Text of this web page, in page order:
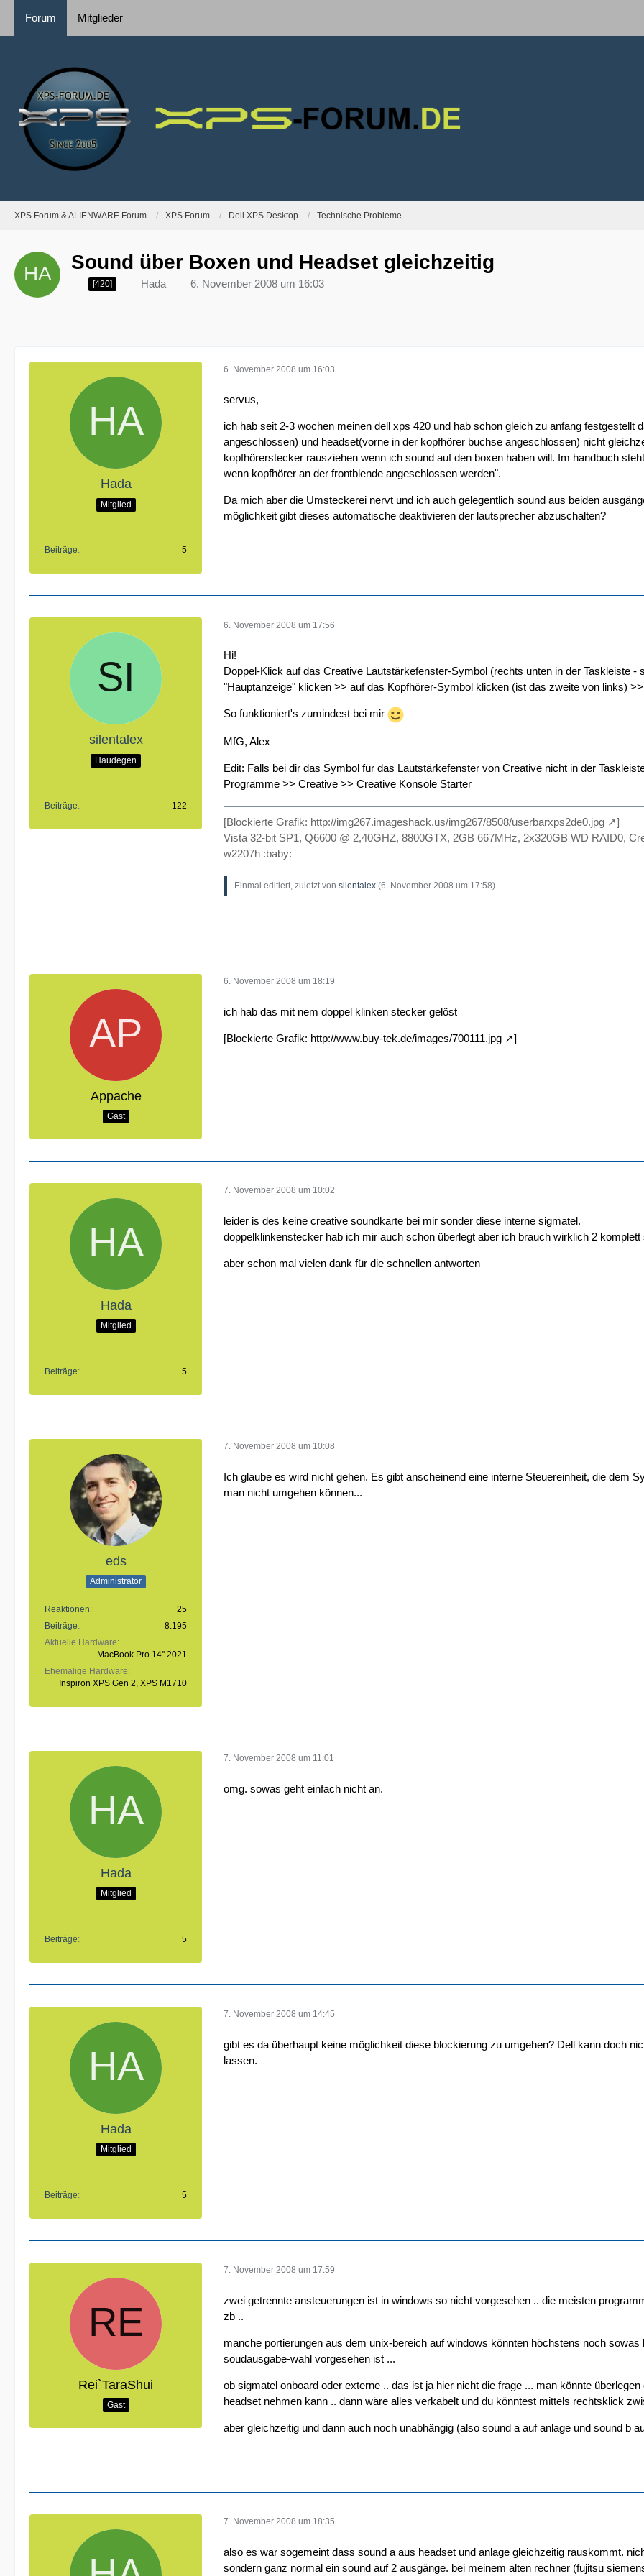
Forum Mitglieder
XPS Forum & ALIENWARE Forum XPS Forum Dell XPS Desktop Technische Probleme
Sound über Boxen und Headset gleichzeitig
[420] Hada 6. November 2008 um 16:03
Hada
Mitglied
Beiträge 5
6. November 2008 um 16:03
servus,
ich hab seit 2-3 wochen meinen dell xps 420 und hab schon gleich zu anfang festgestellt
angeschlossen) und headset(vorne in der kopfhörer buchse angeschlossen) nicht
kopfhörerstecker rausziehen wenn ich sound auf den boxen haben will. Im handbuch
wenn kopfhörer an der frontblende angeschlossen werden".
Da mich aber die Umsteckerei nervt und ich auch gelegentlich sound aus beiden
möglichkeit gibt dieses automatische deaktivieren der lautsprecher abzuschalten?
silentalex
Haudegen
Beiträge 122
6. November 2008 um 17:56
Hi!
Doppel-Klick auf das Creative Lautstärkefenster-Symbol (rechts unten in der Taskleiste
"Hauptanzeige" klicken >> auf das Kopfhörer-Symbol klicken (ist das zweite von links)
So funktioniert's zumindest bei mir
MfG, Alex
Edit: Falls bei dir das Symbol für das Lautstärkefenster von Creative nicht in der
Programme >> Creative >> Creative Konsole Starter
[Blockierte Grafik: http://img267.imageshack.us/img267/8508/userbarxps2de0.jpg
]
Vista 32-bit SP1, Q6600 @ 2,40GHZ, 8800GTX, 2GB 667MHz, 2x320GB WD RAID0,
w2207h :baby:
Einmal editiert, zuletzt von silentalex (6. November 2008 um 17:58)
Appache
Gast
6. November 2008 um 18:19
ich hab das mit nem doppel klinken stecker gelöst
[Blockierte Grafik: http://www.buy-tek.de/images/700111.jpg ]
Hada
Mitglied
Beiträge 5
7. November 2008 um 10:02
leider is des keine creative soundkarte bei mir sonder diese interne sigmatel.
doppelklinkenstecker hab ich mir auch schon überlegt aber ich brauch wirklich 2 komplett
aber schon mal vielen dank für die schnellen antworten
eds
Administrator
Reaktionen
25
Beiträge
8.195
Aktuelle Hardware
MacBook Pro 14'' 2021
Ehemalige Hardware
Inspiron XPS Gen 2, XPS M1710
7. November 2008 um 10:08
Ich glaube es wird nicht gehen. Es gibt anscheinend eine interne Steuereinheit, die dem
man nicht umgehen können...
Hada
Mitglied
Beiträge 5
7. November 2008 um 11:01
omg. sowas geht einfach nicht an.
Hada
Mitglied
Beiträge 5
7. November 2008 um 14:45
gibt es da überhaupt keine möglichkeit diese blockierung zu umgehen? Dell kann doch
lassen.
Rei`TaraShui
Gast
7. November 2008 um 17:59
zwei getrennte ansteuerungen ist in windows so nicht vorgesehen .. die meisten
zb ..
manche portierungen aus dem unix-bereich auf windows könnten höchstens noch
soudausgabe-wahl vorgesehen ist ...
ob sigmatel onboard oder externe .. das ist ja hier nicht die frage ... man könnte
headset nehmen kann .. dann wäre alles verkabelt und du könntest mittels rechtsklick
aber gleichzeitig und dann auch noch unabhängig (also sound a auf anlage und sound b
7. November 2008 um 18:35
also es war sogemeint dass sound a aus headset und anlage gleichzeitig rauskommt.
sondern ganz normal ein sound auf 2 ausgänge. bei meinem alten rechner (fujitsu